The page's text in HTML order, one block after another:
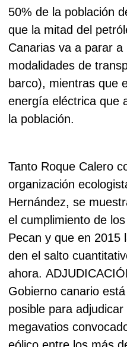
50% de la población
que la mitad del
Canarias va a parar a
modalidades de
barco), mientras que
energía eléctrica que
la población.
Tanto Roque Calero
organización
Hernández, se
el cumplimiento de
Pecan y que en 2015
den el salto
ahora.
Gobierno canario
posible para
megavatios